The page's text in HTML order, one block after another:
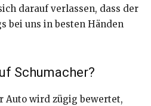
darauf verlassen, dass der
bei uns in besten Händen
Schumacher?
Auto wird zügig bewertet,